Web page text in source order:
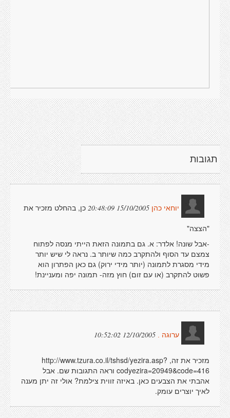
תגובות
יוחאי כהן 15/10/2005 20:48:09
כן, בהחלט מזכיר את
"הצצה"
-אבל שונה! אלדר: א. גם בתמונה הזאת הייתי מנסה לפתוח
צמצם עד הסוף ולהתקרב כמה שיותר ב. נראה לי שיש יותר
מידי מסגרת לתמונה (יותר מידי ירוק) גם כאן הפתרון הוא
פשוט להתקרב (או עם זום) חוץ מזה- תמונה יפה ומעניינת!
ערוגה . 12/10/2005 10:52:02
מזכיר את זה, http://www.tzura.co.il/tshsd/yezira.asp?
codyezira=20949&code=416 וראה התגובות שם. אבל
אהבתי את הצבעים כאן. באיזה זווית צילמת? אולי זה יתן מענה
לאיך יוצרים עומק.